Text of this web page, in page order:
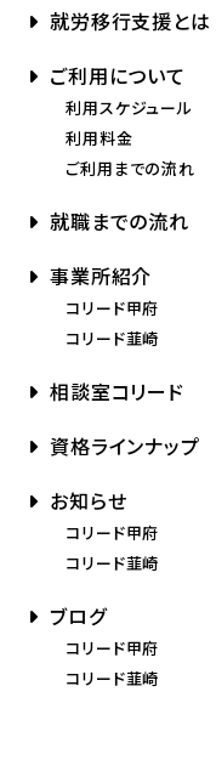
就労移行支援とは
ご利用について
利用スケジュール
利用料金
ご利用までの流れ
就職までの流れ
事業所紹介
コリード甲府
コリード韮崎
相談室コリード
資格ラインナップ
お知らせ
コリード甲府
コリード韮崎
ブログ
コリード甲府
コリード韮崎